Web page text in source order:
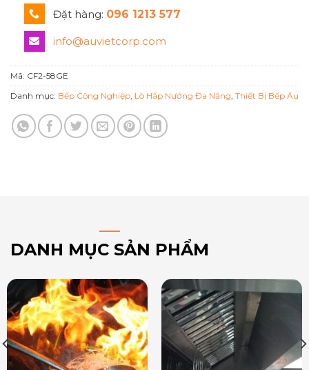
Đặt hàng: 096 1213 577
info@auvietcorp.com
Mã: CF2-58GE
Danh mục: Bếp Công Nghiệp Lò Hấp Nướng Đa Năng Thiết Bị Bếp Âu
DANH MỤC SẢN PHẨM